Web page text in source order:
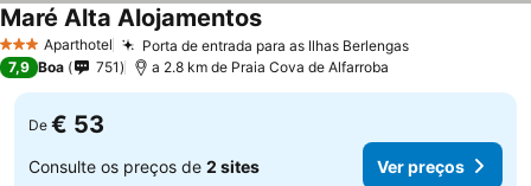
3 EstrelasAparthotel Porta de entrada para as Ilhas BerlengasVer preços
Maré Alta AlojamentosVer preços
7,9 Boa 751 a 2.8 km de Praia Cova de Alfarroba
De € 53
Consulte os preços de 2 sites Ver preços